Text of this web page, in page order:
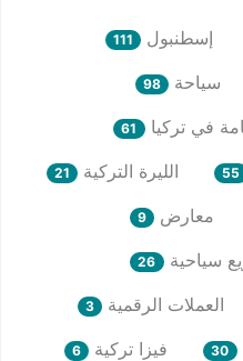
إسطنبول 111
سياحة 98
في تركيا 61
55 الليرة التركية 21
معارض 9
سياحية 26
العملات الرقمية 3
30 فيزا تركية 6